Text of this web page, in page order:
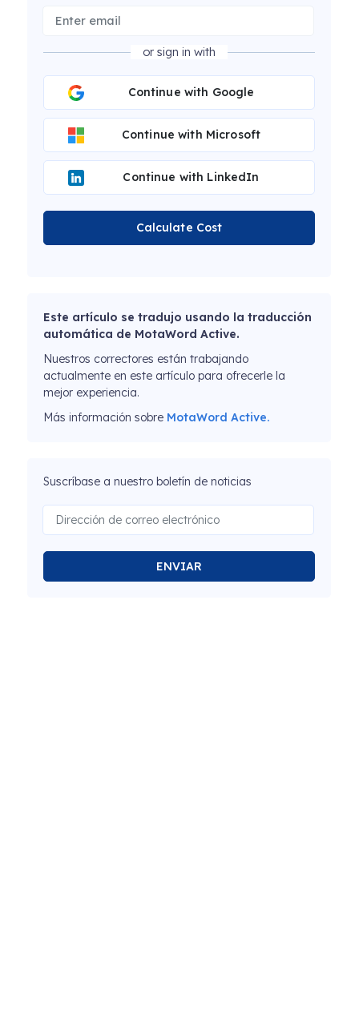
or sign in with
Continue with Google
Continue with Microsoft
Continue with LinkedIn
Calculate Cost
Este artículo se tradujo usando la traducción
automática de MotaWord Active.
Nuestros correctores están trabajando
actualmente en este artículo para ofrecerle la
mejor experiencia.
Más información sobre MotaWord Active.
Suscríbase a nuestro boletín de noticias
ENVIAR